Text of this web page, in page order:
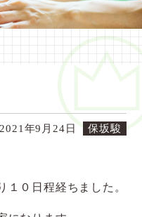
2021年9月24日 保坂駿
０日程経ちました。